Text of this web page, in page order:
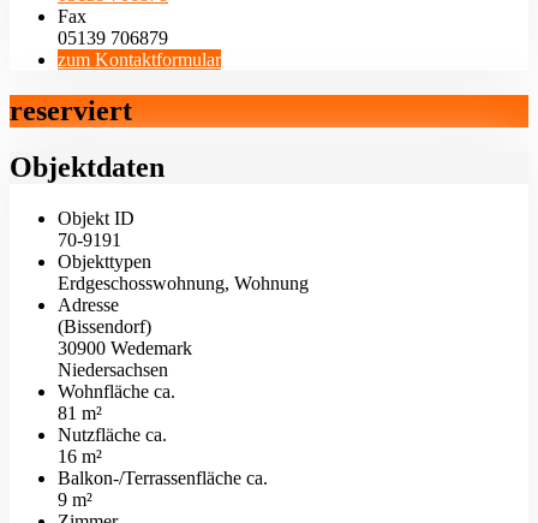
Fax
05139 706879
zum Kontaktformular
reserviert
Objektdaten
Objekt ID
70-9191
Objekttypen
Erdgeschosswohnung, Wohnung
Adresse
(Bissendorf)
30900 Wedemark
Niedersachsen
Wohnfläche ca.
81 m²
Nutzfläche ca.
16 m²
Balkon-/Terrassen­fläche ca.
9 m²